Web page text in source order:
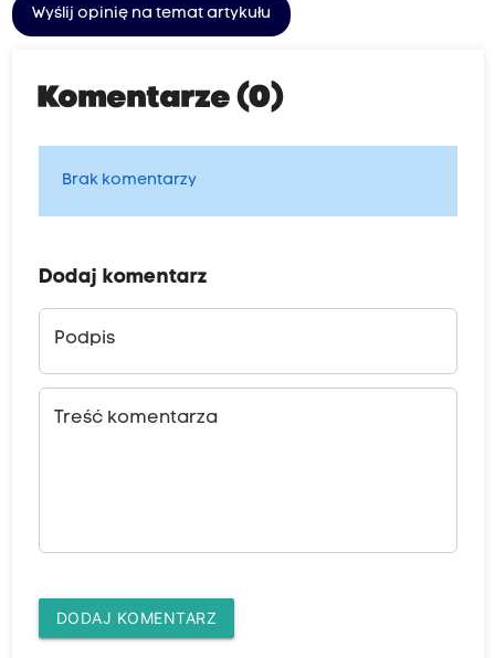
Wyślij opinię na temat artykułu
Komentarze (0)
Brak komentarzy
Dodaj komentarz
Podpis
Treść komentarza
DODAJ KOMENTARZ